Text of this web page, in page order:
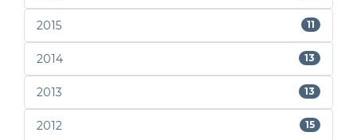
2015 11
2014 13
2013 13
2012 15